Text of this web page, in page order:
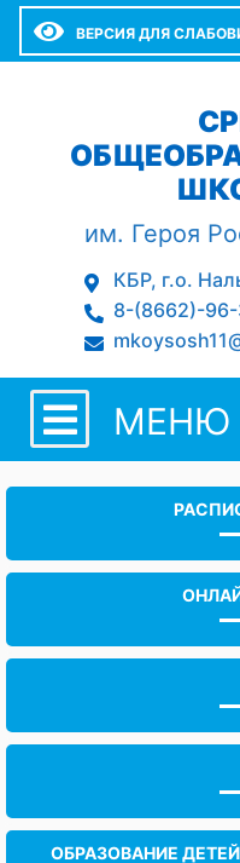
ВЕРСИЯ ДЛЯ
им. Героя
КБР, г.о.
8-(8662)-
МЕНЮ
ОБРАЗОВАНИЕ